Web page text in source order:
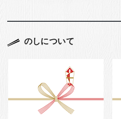
のしについて